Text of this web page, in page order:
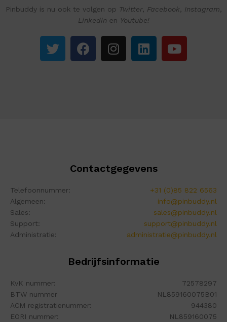
Pinbuddy is nu ook te volgen op Twitter, Facebook Instagram
Linkedin en Youtube!
Contactgegevens
Telefoonnummer:
+31 (0)85 822 6563
Algemeen:
info@pinbuddy.nl
Sales:
sales@pinbuddy.nl
Support:
support@pinbuddy.nl
Administratie:
administratie@pinbuddy.nl
Bedrijfsinformatie
KvK nummer:
72578297
BTW nummer
NL859160075B01
ACM registratienummer:
944380
EORI nummer:
NL859160075